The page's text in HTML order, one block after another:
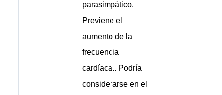
parasimpático.
Previene el
aumento de la
frecuencia
cardíaca.. Podría
considerarse en el